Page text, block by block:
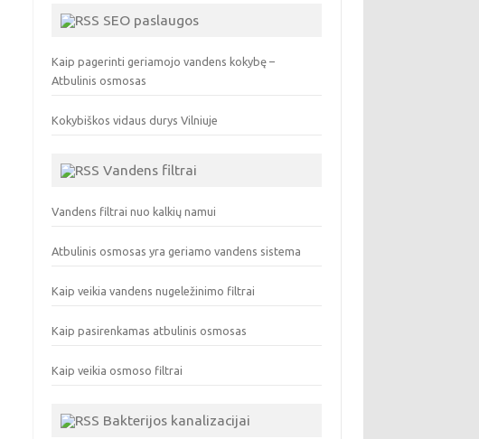
SEO paslaugos
Kaip pagerinti geriamojo vandens kokybę –
Atbulinis osmosas
Kokybiškos vidaus durys Vilniuje
Vandens filtrai
Vandens filtrai nuo kalkių namui
Atbulinis osmosas yra geriamo vandens sistema
Kaip veikia vandens nugeležinimo filtrai
Kaip pasirenkamas atbulinis osmosas
Kaip veikia osmoso filtrai
Bakterijos kanalizacijai